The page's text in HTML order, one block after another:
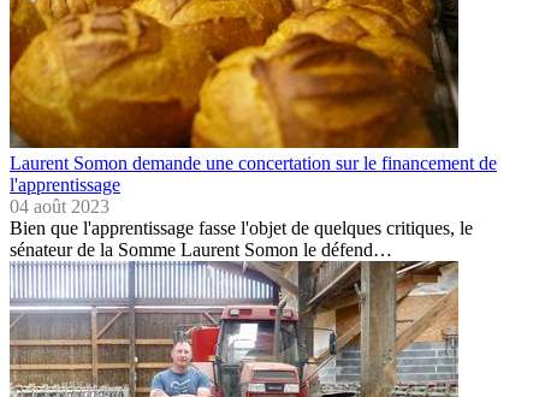
Laurent Somon demande une concertation sur le financement de
l'apprentissage
04 août 2023
Bien que l'apprentissage fasse l'objet de quelques critiques, le
sénateur de la Somme Laurent Somon le défend…